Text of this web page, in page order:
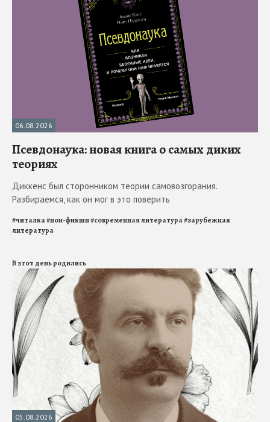
06.08.2026
Псевдонаука: новая книга о самых диких
теориях
Диккенс был сторонником теории самовозгорания.
Разбираемся, как он мог в это поверить
#читалка#нон-фикшн#современная литература#зарубежная
литература
В этот день родились
05.08.2026